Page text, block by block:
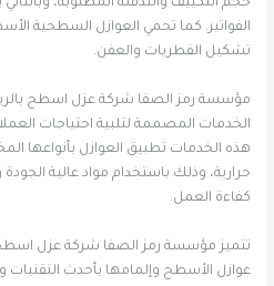
حجم التكييف والتدفئة المطلوبة،
الفواتير. كما تحمي العوازل السطحية
تشكيل الفطريات والعفن.
مؤسسة رمز الصفا شركة عزل اسطح
الخدمات المصممة لتلبية احتياجات
هذه الخدمات تطبيق العوازل بأنواعها
حرارية، وذلك باستخدام مواد عالية
كفاءة العمل.
تتميز مؤسسة رمز الصفا شركة عزل
عوازل الأسطح وإلمامها بأحدث